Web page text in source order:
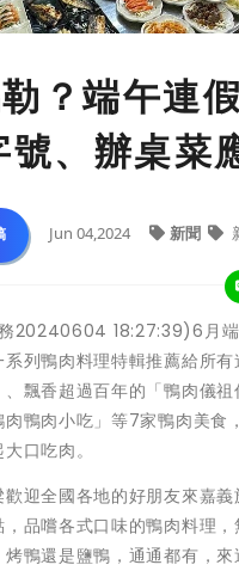
？端午連
號、辦桌菜
Jun 04,2024 新聞
20240604 18:27:39)6月端
列鴨肉料理特輯推薦給所
飄香超過百年的「鴨肉儀
肉鴨肉小吃」等7家鴨肉美食
口吃肉。
迎全國各地的好朋友來嘉
品嚐各式口味的鴨肉料理
鴨還是鹽鴨，通通都有，